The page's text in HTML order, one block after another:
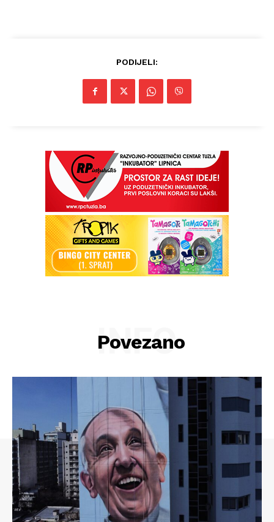
PODIJELI:
Povezano
INFO